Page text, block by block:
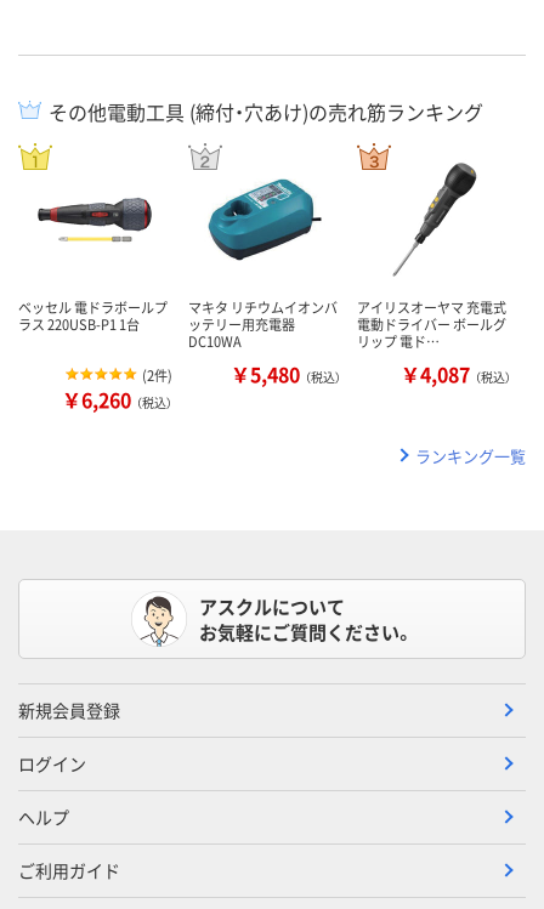
その他電動工具 (締付・穴あけ)の売れ筋ランキング
ベッセル 電ドラボールプ
ラス 220USB-P1 1台
(2件)
￥6,260 （税込）
マキタ リチウムイオンバ
ッテリー用充電器
DC10WA
￥5,480 （税込）
アイリスオーヤマ 充電式
電動ドライバー ボールグ
リップ 電ド…
￥4,087 （税込）
ランキング一覧
アスクルについて
お気軽にご質問ください。
新規会員登録
ログイン
ヘルプ
ご利用ガイド